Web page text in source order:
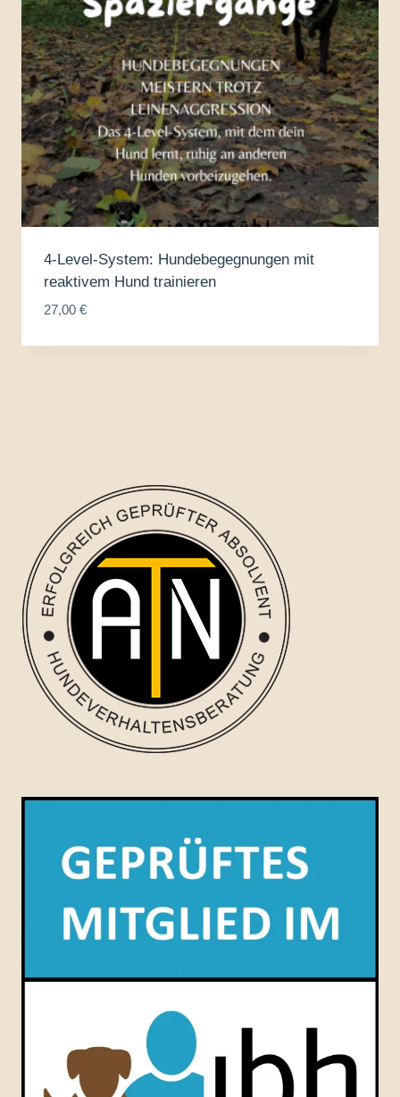
4-Level-System: Hundebegegnungen mit
reaktivem Hund trainieren
27,00 €